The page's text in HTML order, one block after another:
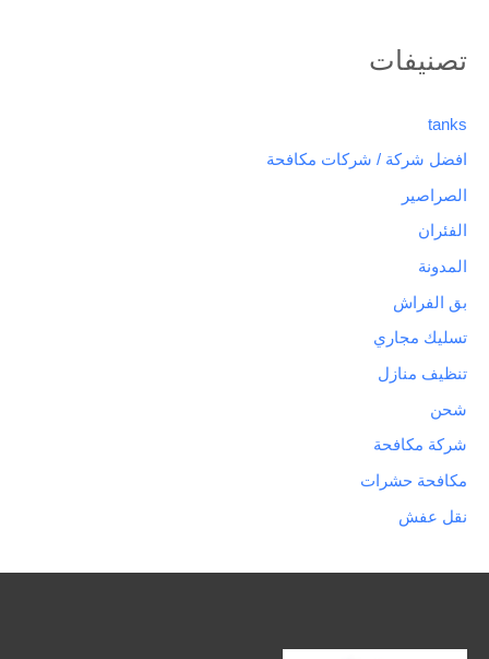
تصنيفات
tanks
افضل شركة / شركات مكافحة
الصراصير
الفئران
المدونة
بق الفراش
تسليك مجاري
تنظيف منازل
شحن
شركة مكافحة
مكافحة حشرات
نقل عفش